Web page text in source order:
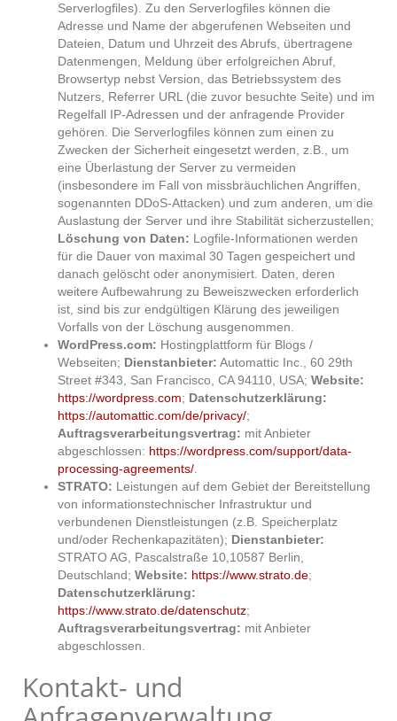
Serverlogfiles). Zu den Serverlogfiles können die
Adresse und Name der abgerufenen Webseiten und
Dateien, Datum und Uhrzeit des Abrufs, übertragene
Datenmengen, Meldung über erfolgreichen Abruf,
Browsertyp nebst Version, das Betriebssystem des
Nutzers, Referrer URL (die zuvor besuchte Seite) und im
Regelfall IP-Adressen und der anfragende Provider
gehören. Die Serverlogfiles können zum einen zu
Zwecken der Sicherheit eingesetzt werden, z.B., um
eine Überlastung der Server zu vermeiden
(insbesondere im Fall von missbräuchlichen Angriffen,
sogenannten DDoS-Attacken) und zum anderen, um die
Auslastung der Server und ihre Stabilität sicherzustellen;
Löschung von Daten: Logfile-Informationen werden
für die Dauer von maximal 30 Tagen gespeichert und
danach gelöscht oder anonymisiert. Daten, deren
weitere Aufbewahrung zu Beweiszwecken erforderlich
ist, sind bis zur endgültigen Klärung des jeweiligen
Vorfalls von der Löschung ausgenommen.
WordPress.com: Hostingplattform für Blogs /
Webseiten; Dienstanbieter: Automattic Inc., 60 29th
Street #343, San Francisco, CA 94110, USA; Website:
https://wordpress.com; Datenschutzerklärung:
https://automattic.com/de/privacy/;
Auftragsverarbeitungsvertrag: mit Anbieter
abgeschlossen: https://wordpress.com/support/data-
processing-agreements/
STRATO: Leistungen auf dem Gebiet der Bereitstellung
von informationstechnischer Infrastruktur und
verbundenen Dienstleistungen (z.B. Speicherplatz
und/oder Rechenkapazitäten); Dienstanbieter:
STRATO AG, Pascalstraße 10,10587 Berlin,
Deutschland; Website: https://www.strato.de;
Datenschutzerklärung:
https://www.strato.de/datenschutz;
Auftragsverarbeitungsvertrag: mit Anbieter
abgeschlossen.
Kontakt- und